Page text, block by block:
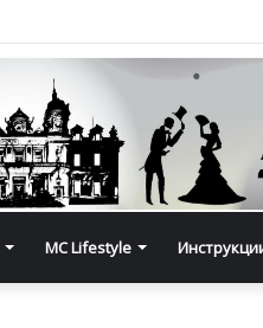
MC Lifestyle